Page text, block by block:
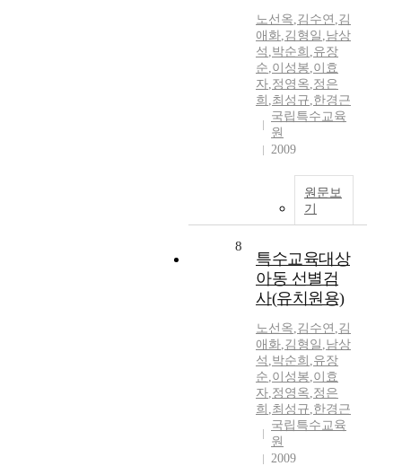
노선옥,김수연 ,김
애화,김형일 ,남상
석 ,박순희 ,유장
순,이성봉,이효
자,정영옥,정은
희 ,최성규,한경근
국립특수교육
원
2009
원문보
기
8
특수교육대상
아동 선별검
사(유치원용)
노선옥,김수연 ,김
애화,김형일 ,남상
석 ,박순희 ,유장
순,이성봉,이효
자,정영옥,정은
희 ,최성규,한경근
국립특수교육
원
2009